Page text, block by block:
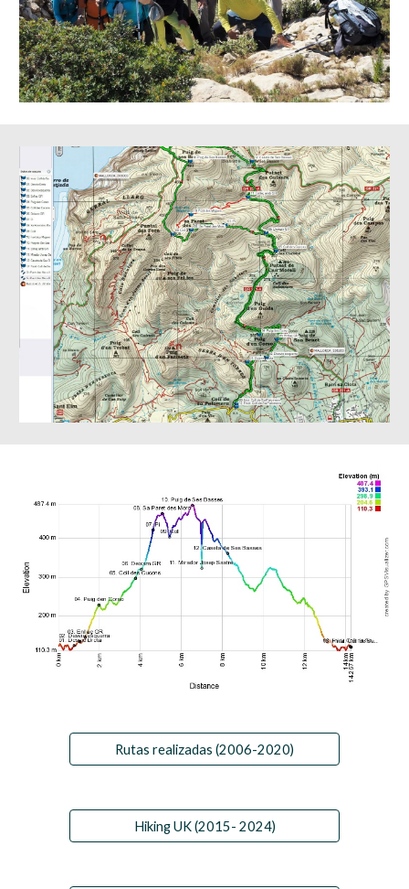
Rutas realizadas (2006-2020)
Hiking UK (2015- 2024)